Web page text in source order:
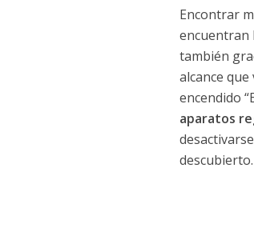
Encontrar
encuentran
también
alcance
encendido
aparatos
descubierto.